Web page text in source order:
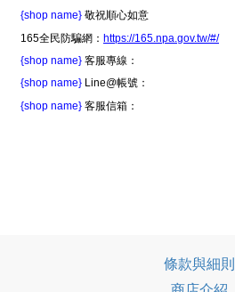
{shop name} 敬祝順心如意
165全民防騙網： https://165.npa.gov.tw/#/
{shop name} 客服專線：
{shop name} Line@帳號：
{shop name} 客服信箱：
條款與細則